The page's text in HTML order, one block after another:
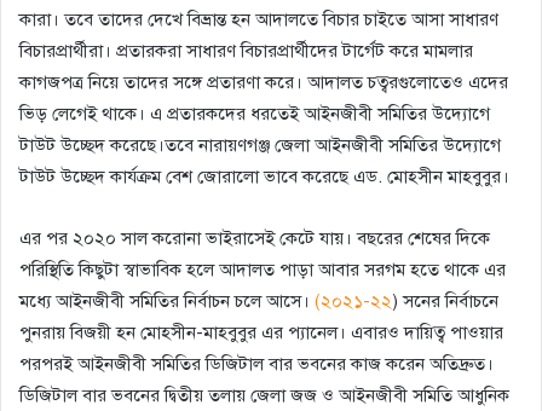
কারা। তবে তাদের দেখে বিভ্রান্ত হন আদালতে বিচার চাইতে আসা সাধারণ
বিচারপ্রার্থীরা। প্রতারকরা সাধারণ বিচারপ্রার্থীদের টার্গেট করে মামলার
কাগজপত্র নিয়ে তাদের সঙ্গে প্রতারণা করে। আদালত চত্বরগুলোতেও এদের
ভিড় লেগেই থাকে। এ প্রতারকদের ধরতেই আইনজীবী সমিতির উদ্যোগে
টাউট উচ্ছেদ করেছে।তবে নারায়ণগঞ্জ জেলা আইনজীবী সমিতির উদ্যোগে
টাউট উচ্ছেদ কার্যক্রম বেশ জোরালো ভাবে করেছে এড. মোহসীন মাহবুবুর।
এর পর ২০২০ সাল করোনা ভাইরাসেই কেটে যায়। বছরের শেষের দিকে
পরিস্থিতি কিছুটা স্বাভাবিক হলে আদালত পাড়া আবার সরগম হতে থাকে এর
মধ্যে আইনজীবী সমিতির নির্বাচন চলে আসে। (২০২১-২২) সনের নির্বাচনে
পুনরায় বিজয়ী হন মোহসীন-মাহবুবুর এর প্যানেল। এবারও দায়িত্ব পাওয়ার
পরপরই আইনজীবী সমিতির ডিজিটাল বার ভবনের কাজ করেন অতিদ্রুত।
ডিজিটাল বার ভবনের দ্বিতীয় তলায় জেলা জজ ও আইনজীবী সমিতি আধুনিক